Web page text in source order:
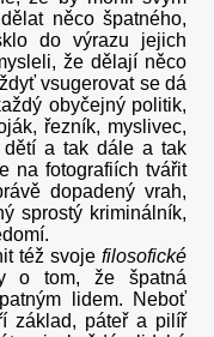
něco špatného,
do výrazu jejich
že dělají něco
vsugerovat se dá
obyčejný politik,
řezník, myslivec,
dětí a tak dále a tak
na fotografiích tvářit
dopadený vrah,
sprostý kriminálník,
též svoje filosofické
o tom, že špatná
lidem. Neboť
základ, páteř a pilíř